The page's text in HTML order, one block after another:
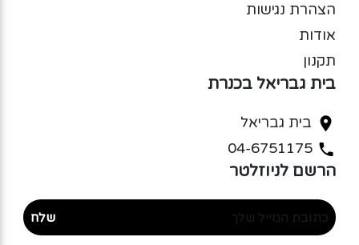
הצהרת נגישות
אודות
תקנון
בית גבריאל בכנרת
בית גבריאל
הרשם לניוזלטר
שלח